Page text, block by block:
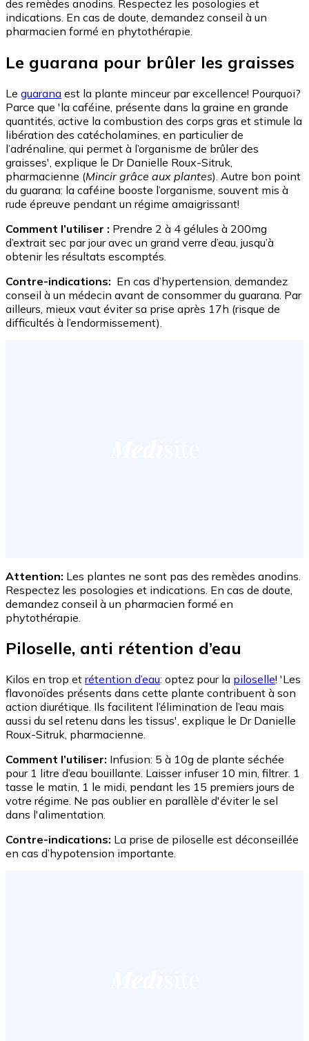
des remèdes anodins. Respectez les posologies et
indications. En cas de doute, demandez conseil à un
pharmacien formé en phytothérapie.
Le guarana pour brûler les graisses
Le guarana est la plante minceur par excellence! Pourquoi?
Parce que 'la caféine, présente dans la graine en grande
quantités, active la combustion des corps gras et stimule la
libération des catécholamines, en particulier de
l’adrénaline, qui permet à l’organisme de brûler des
graisses', explique le Dr Danielle Roux-Sitruk,
pharmacienne (Mincir grâce aux plantes). Autre bon point
du guarana: la caféine booste l’organisme, souvent mis à
rude épreuve pendant un régime amaigrissant!
Comment l’utiliser : Prendre 2 à 4 gélules à 200mg
d’extrait sec par jour avec un grand verre d’eau, jusqu’à
obtenir les résultats escomptés.
Contre-indications: En cas d’hypertension, demandez
conseil à un médecin avant de consommer du guarana. Par
ailleurs, mieux vaut éviter sa prise après 17h (risque de
difficultés à l’endormissement).
Attention: Les plantes ne sont pas des remèdes anodins.
Respectez les posologies et indications. En cas de doute,
demandez conseil à un pharmacien formé en
phytothérapie.
Piloselle, anti rétention d’eau
Kilos en trop et rétention d’eau: optez pour la piloselle! 'Les
flavonoïdes présents dans cette plante contribuent à son
action diurétique. Ils facilitent l’élimination de l’eau mais
aussi du sel retenu dans les tissus', explique le Dr Danielle
Roux-Sitruk, pharmacienne.
Comment l’utiliser: Infusion: 5 à 10g de plante séchée
pour 1 litre d’eau bouillante. Laisser infuser 10 min, filtrer. 1
tasse le matin, 1 le midi, pendant les 15 premiers jours de
votre régime. Ne pas oublier en parallèle d'éviter le sel
dans l'alimentation.
Contre-indications: La prise de piloselle est déconseillée
en cas d’hypotension importante.